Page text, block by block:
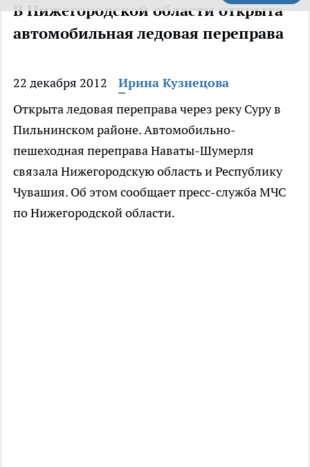
В Нижегородской области открыта
автомобильная ледовая переправа
22 декабря 2012
Ирина Кузнецова
Открыта ледовая переправа через реку Суру в
Пильнинском районе. Автомобильно-
пешеходная переправа Наваты-Шумерля
связала Нижегородскую область и Республику
Чувашия. Об этом сообщает пресс-служба МЧС
по Нижегородской области.